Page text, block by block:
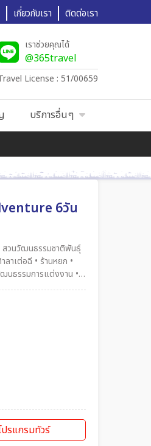
เกี่ยวกับเรา ติดต่อเรา
เราช่วยคุณได้
@365travel
License : 51/00659
บริการอื่นๆ
6วัน
สวนวัฒนธรรมชาติพันธุ์
ลาเต่อฉี • ร้านหยก •
นธรรมการแต่งงาน •
ปรแกรมทัวร์